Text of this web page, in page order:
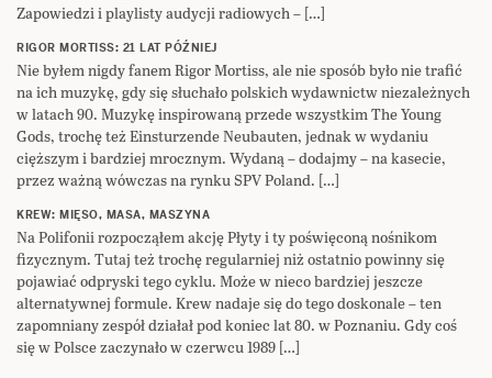
Zapowiedzi i playlisty audycji radiowych – […]
RIGOR MORTISS: 21 LAT PÓŹNIEJ
Nie byłem nigdy fanem Rigor Mortiss, ale nie sposób było nie trafić
na ich muzykę, gdy się słuchało polskich wydawnictw niezależnych
w latach 90. Muzykę inspirowaną przede wszystkim The Young
Gods, trochę też Einsturzende Neubauten, jednak w wydaniu
cięższym i bardziej mrocznym. Wydaną – dodajmy – na kasecie,
przez ważną wówczas na rynku SPV Poland. […]
KREW: MIĘSO, MASA, MASZYNA
Na Polifonii rozpocząłem akcję Płyty i ty poświęconą nośnikom
fizycznym. Tutaj też trochę regularniej niż ostatnio powinny się
pojawiać odpryski tego cyklu. Może w nieco bardziej jeszcze
alternatywnej formule. Krew nadaje się do tego doskonale – ten
zapomniany zespół działał pod koniec lat 80. w Poznaniu. Gdy coś
się w Polsce zaczynało w czerwcu 1989 […]